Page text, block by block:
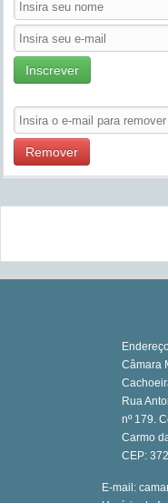
Inscrever
Remover
Câmara
Rua
nº 179.
Carmo
CEP:
E-mail: